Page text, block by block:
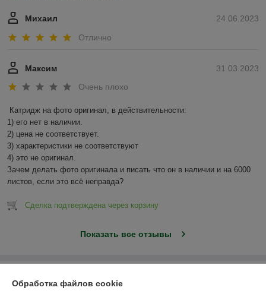
24.06.2023
Михаил
Отлично
31.03.2023
Максим
Очень плохо
Катридж на фото оригинал, в действительности:
1) его нет в наличии.
2) цена не соответствует.
3) характеристики не соответствуют
4) это не оригинал.
Зачем делать фото оригинала и писать что он в наличии и на 6000
листов, если это всё неправда?
Сделка подтверждена через корзину
Показать все отзывы
Обработка файлов cookie